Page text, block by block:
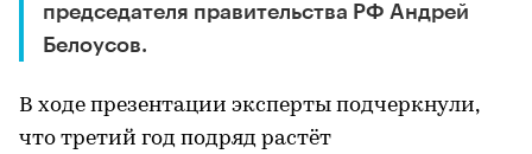
председателя правительства РФ Андрей
Белоусов.
В ходе презентации эксперты подчеркнули,
что третий год подряд растёт